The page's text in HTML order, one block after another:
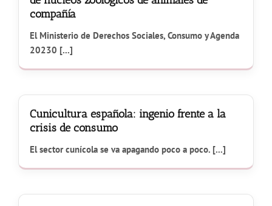
compañía
El Ministerio de Derechos Sociales, Consumo y Agenda
20230 [...]
Cunicultura española: ingenio frente a la
crisis de consumo
El sector cunícola se va apagando poco a poco. [...]